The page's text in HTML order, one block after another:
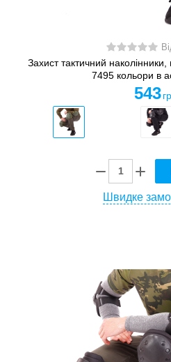
Захист тактичний
7495 кольори в
543
Швидке